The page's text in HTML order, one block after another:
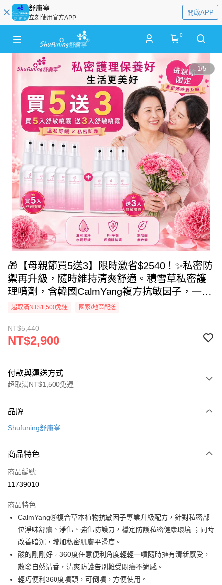
舒膚寧
立刻使用官方APP
開啟APP
0
1/5
🎁【母親節買5送3】限時激省$2540！✨私密防
禦再升級，隨時維持清爽舒適。積雪草私密護
理噴劑，含韓國CalmYang複方抗敏因子，一噴
即刻舒緩悶癢、告別難言異味。醫學級溫和配
的隱形防護屏障。買5送3囤貨最划算，送給媽
媽最貼心的溫柔守護，現在下單搶限定優惠，
超取滿NT$1,500免運 國家/地區配送
NT$5,440
NT$2,900
付款與運送方式
超取滿NT$1,500免運
信用卡一次付款
3 期 0 利率 每期
合作金庫商業銀行
上海商業儲蓄銀行
臺灣中小企業銀行
匯豐（台灣）商業銀行
華泰商業銀行
聯邦商業銀行
遠東國際商業銀行
元大商業銀行
玉山商業銀行
星展（台灣）商業銀行
台灣樂天信用卡公司
超商取貨付款
LINE Pay
Apple Pay
街口支付
悠遊付
Google Pay
全盈+PAY
品牌
Shufuning舒膚寧
商品特色
商品編號
11739010
商品特色
CalmYangⓇ複合草本植物抗敏因子專業升級配方，針對私密部
位淨味舒癢、淨化、強化防護力，穩定防護私密健康環境 ；同時
改善暗沉，增加私密肌膚平滑度。
酸的剛剛好，360度任意便利角度輕輕一噴隨時擁有清新感受，
散發自然清香，清爽防護告別難受悶癢不適感。
輕巧便利360度噴頭，可倒噴，方便使用。